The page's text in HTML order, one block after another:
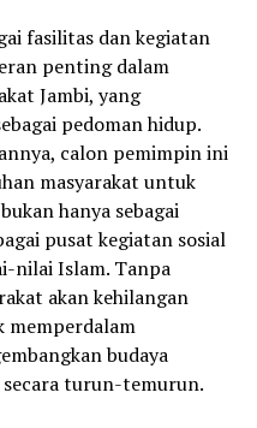
fasilitas dan kegiatan
penting dalam
Jambi, yang
pedoman hidup.
calon pemimpin ini
masyarakat untuk
hanya sebagai
pusat kegiatan sosial
nilai Islam. Tanpa
akan kehilangan
memperdalam
budaya
secara turun-temurun.